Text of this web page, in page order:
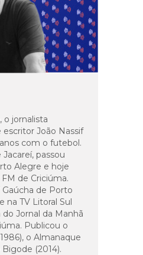
o jornalista
João Nassif
com o futebol.
passou
Alegre e hoje
de Criciúma.
de Porto
na TV Litoral Sul
Jornal da Manhã
Publicou o
o Almanaque
Bigode (2014).